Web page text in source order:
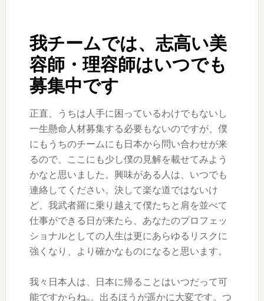
我チームでは、志高い美
容師・理容師はいつでも
募集中です
正直、うちは人手に困っているわけでもないし
一生懸命人材募集する必要もないのですが、僕
にもうちのチームにも日本から問い合わせが来
るので、ここにも少し僕の見解を載せてみよう
かなと思いました。興味がある人は、いつでも
連絡してください。決して楽な道ではないけ
ど、我武者羅に乗り越えて僕たちと肩を並べて
仕事ができる日が来たら、あなたのプロフェッ
ショナルとしての人生は更にあらゆるリスクに
強くなり、より確かなものになると思います。
我々日本人は、日本に帰ることはいつだって可
能ですからね…。出るほうが遥かに大変です。つ